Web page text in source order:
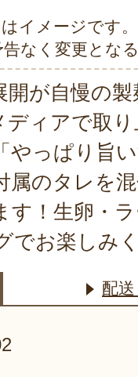
イメージです。
なく変更とな
開が自慢の
ディアで取
やっぱり旨
属のタレを
す！生卵・
でお楽しみ
配